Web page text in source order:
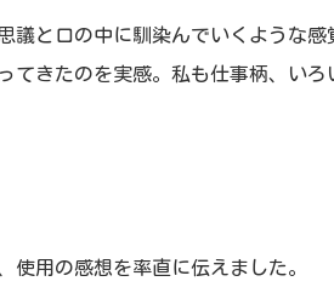
と口の中に馴染んでいくような感
きたのを実感。私も仕事柄、い
用の感想を率直に伝えました。